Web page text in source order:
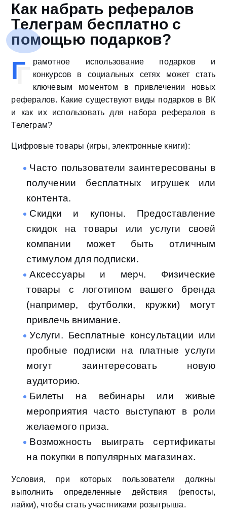
Как набрать рефералов
Телеграм бесплатно с
помощью подарков?
Г
рамотное использование подарков и
конкурсов в социальных сетях может стать
ключевым моментом в привлечении новых
рефералов. Какие существуют виды подарков в ВК
и как их использовать для набора рефералов в
Телеграм?
Цифровые товары (игры, электронные книги):
Часто пользователи заинтересованы в
получении бесплатных игрушек или
контента.
Скидки и купоны. Предоставление
скидок на товары или услуги своей
компании может быть отличным
стимулом для подписки.
Аксессуары и мерч. Физические
товары с логотипом вашего бренда
(например, футболки, кружки) могут
привлечь внимание.
Услуги. Бесплатные консультации или
пробные подписки на платные услуги
могут заинтересовать новую
аудиторию.
Билеты на вебинары или живые
мероприятия часто выступают в роли
желаемого приза.
Возможность выиграть сертификаты
на покупки в популярных магазинах.
Условия, при которых пользователи должны
выполнить определенные действия (репосты,
лайки), чтобы стать участниками розыгрыша.